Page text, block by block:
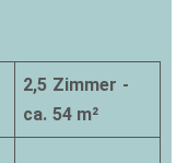
2,5 Zimmer -
ca. 54 m²